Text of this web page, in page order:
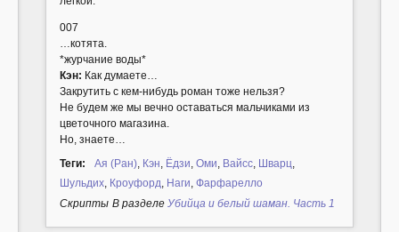
007
…котята.
*журчание воды*
Кэн: Как думаете…
Закрутить с кем-нибудь роман тоже нельзя?
Не будем же мы вечно оставаться мальчиками из
цветочного магазина.
Но, знаете…
Теги:
Ая (Ран) Кэн Ёдзи Оми Вайсс Шварц
Шульдих Кроуфорд Наги Фарфарелло
Cкрипты В разделе Убийца и белый шаман. Часть 1